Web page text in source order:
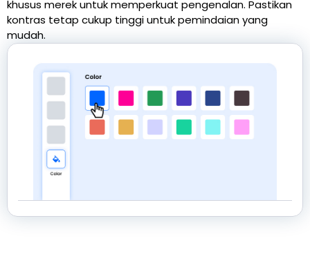
khusus merek untuk memperkuat pengenalan. Pastikan
kontras tetap cukup tinggi untuk pemindaian yang
mudah.